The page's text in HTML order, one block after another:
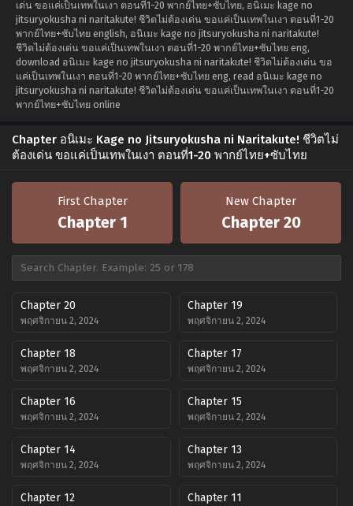
เด่น ขอแค่เป็นเทพในเงา ตอนที่1-20 พากย์ไทย+ซับไทย, อนิเมะ kage no
jitsuryokusha ni naritakute! ชีวิตไม่ต้องเด่น ขอแค่เป็นเทพในเงา ตอนที่1-20
พากย์ไทย+ซับไทย english, อนิเมะ kage no jitsuryokusha ni naritakute!
ชีวิตไม่ต้องเด่น ขอแค่เป็นเทพในเงา ตอนที่1-20 พากย์ไทย+ซับไทย eng,
download อนิเมะ kage no jitsuryokusha ni naritakute! ชีวิตไม่ต้องเด่น ขอ
แค่เป็นเทพในเงา ตอนที่1-20 พากย์ไทย+ซับไทย eng, read อนิเมะ kage no
jitsuryokusha ni naritakute! ชีวิตไม่ต้องเด่น ขอแค่เป็นเทพในเงา ตอนที่1-20
พากย์ไทย+ซับไทย online
Chapter อนิเมะ Kage no Jitsuryokusha ni Naritakute! ชีวิตไม่
ต้องเด่น ขอแค่เป็นเทพในเงา ตอนที่1-20 พากย์ไทย+ซับไทย
First Chapter
Chapter 1
New Chapter
Chapter 20
Chapter 20
พฤศจิกายน 2, 2024
Chapter 19
พฤศจิกายน 2, 2024
Chapter 18
พฤศจิกายน 2, 2024
Chapter 17
พฤศจิกายน 2, 2024
Chapter 16
พฤศจิกายน 2, 2024
Chapter 15
พฤศจิกายน 2, 2024
Chapter 14
พฤศจิกายน 2, 2024
Chapter 13
พฤศจิกายน 2, 2024
Chapter 12 Chapter 11